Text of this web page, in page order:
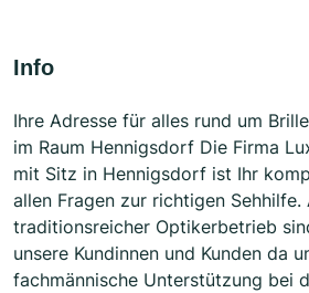
Info
Ihre Adresse für alles rund um
im Raum Hennigsdorf Die Firma
mit Sitz in Hennigsdorf ist Ihr
allen Fragen zur richtigen Sehhilfe.
traditionsreicher Optikerbetrieb
unsere Kundinnen und Kunden da
fachmännische Unterstützung bei